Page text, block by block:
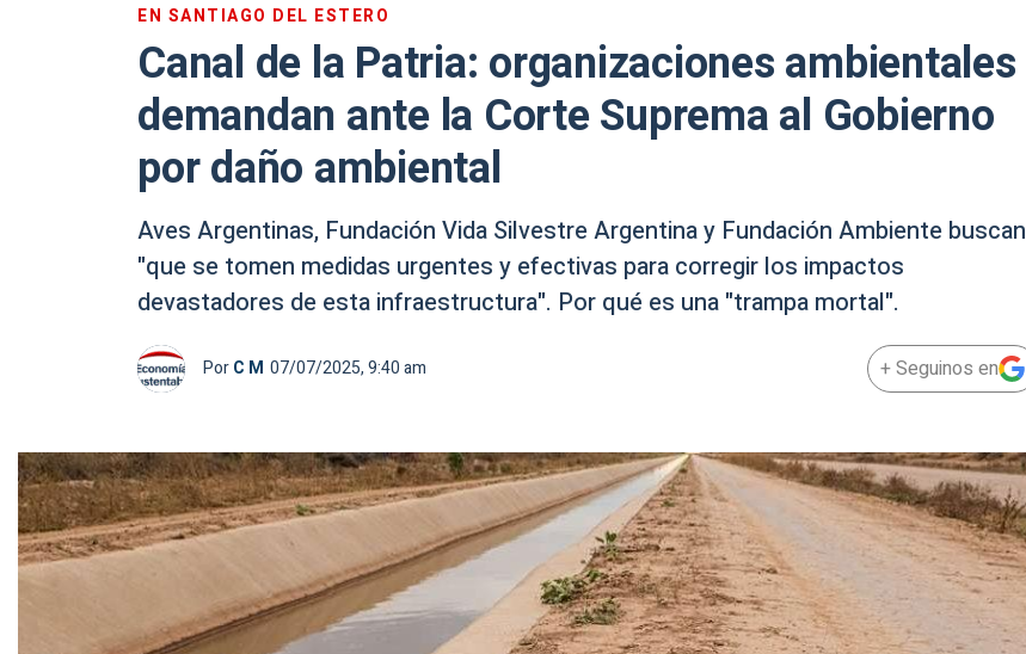
EN SANTIAGO DEL ESTERO
Canal de la Patria: organizaciones ambientales
demandan ante la Corte Suprema al Gobierno
por daño ambiental
Aves Argentinas, Fundación Vida Silvestre Argentina y Fundación Ambiente buscan
"que se tomen medidas urgentes y efectivas para corregir los impactos
devastadores de esta infraestructura". Por qué es una "trampa mortal".
PorC M 07/07/2025, 9:40 am + Seguinos en